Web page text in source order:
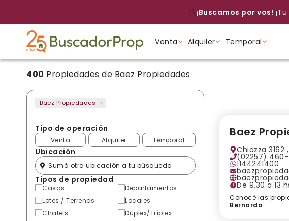
🔍¡Buscamos por vos!
Venta
Tipo de propiedad
Alquiler
Tipo de propiedad
Temporal
Tipo de propiedad
400 Propiedades de Baez Propiedades
Baez Propiedades
Tipo de operación
Venta Alquiler Temporal
Ubicación
Tipos de propiedad
Casas
Departamentos
Lotes / Terrenos
Locales
Chalets
Dúplex/Tríplex
Baez
Chiozza 3162
(02257) 460-
1144241400
De 9.30 a 13
Conocé las
Bernardo.